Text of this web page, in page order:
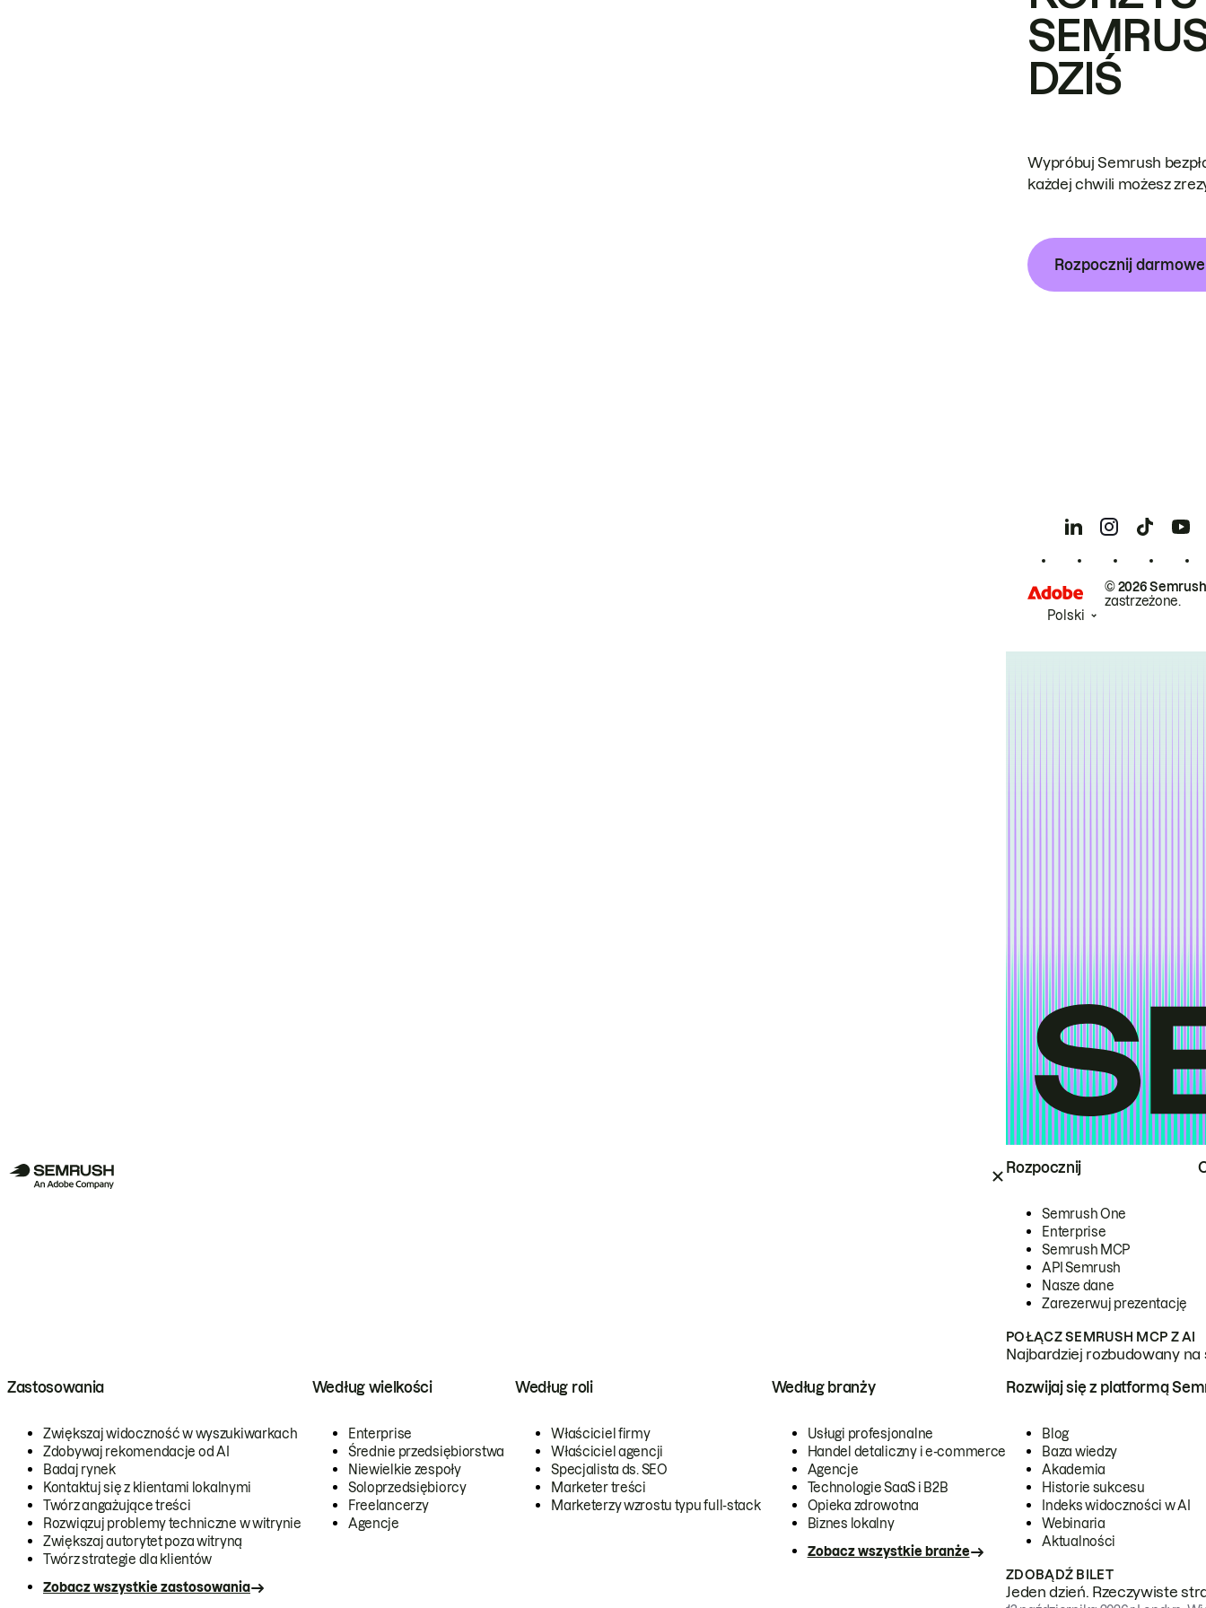
Rozpocznij
Semrush One
Enterprise
Semrush MCP
API Semrush
Nasze dane
Zarezerwuj prezentację
POŁĄCZ SEMRUSH MCP Z AI
Najbardziej rozbudowany
Zastosowania
Zwiększaj widoczność w wyszukiwarkach
Zdobywaj rekomendacje od AI
Badaj rynek
Kontaktuj się z klientami lokalnymi
Twórz angażujące treści
Rozwiązuj problemy techniczne w witrynie
Zwiększaj autorytet poza witryną
Twórz strategie dla klientów
Zobacz wszystkie zastosowania
Według wielkości
Enterprise
Średnie przedsiębiorstwa
Niewielkie zespoły
Soloprzedsiębiorcy
Freelancerzy
Agencje
Według roli
Właściciel firmy
Właściciel agencji
Specjalista ds. SEO
Marketer treści
Marketerzy wzrostu typu full-stack
Według branży
Usługi profesjonalne
Handel detaliczny i e-commerce
Agencje
Technologie SaaS i B2B
Opieka zdrowotna
Biznes lokalny
Zobacz wszystkie branże
Rozwijaj się z platformą
Blog
Baza wiedzy
Akademia
Historie sukcesu
Indeks widoczności w AI
Webinaria
Aktualności
ZDOBĄDŹ BILET
Jeden dzień. Rzeczywiste
DZIŚ
Wypróbuj Semrush
każdej chwili możesz
Rozpocznij
© 2026
zastrzeżone.
Polski